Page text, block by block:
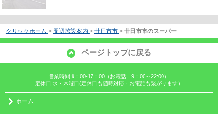
-
クリックホーム > 周辺施設案内 > 廿日市市 > 廿日市市のスーパー
ページトップに戻る
営業時間:9：00-17：00（お電話 9：00～22:00）
定休日:水・木曜日(定休日も随時対応・お電話も繋がります）
ホーム